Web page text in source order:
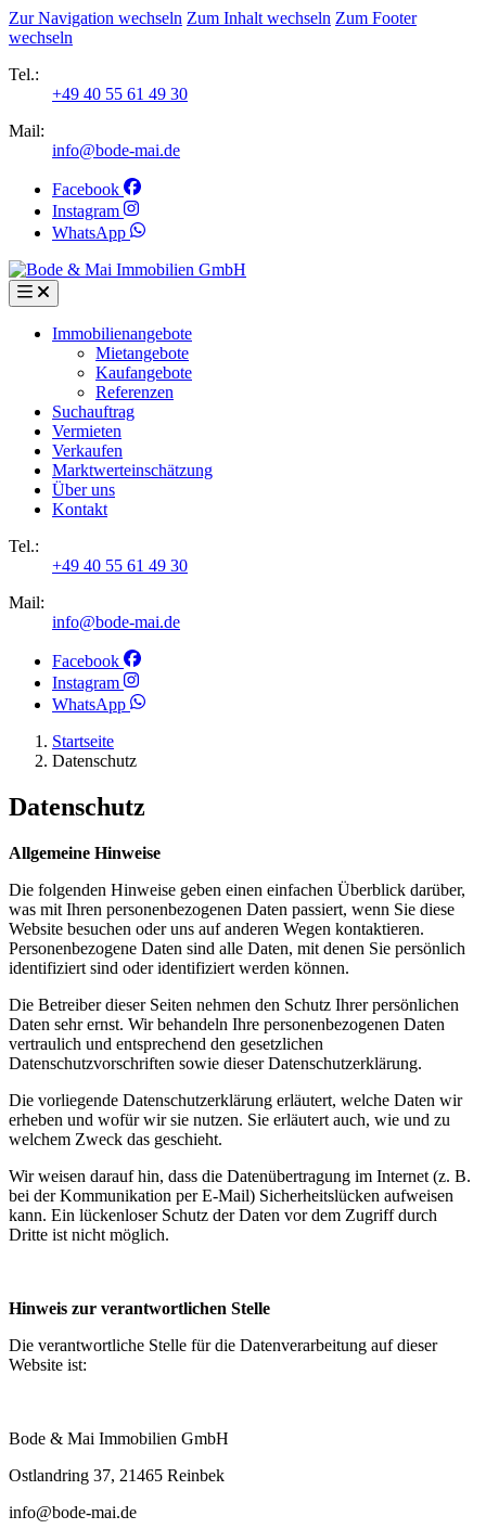
Zur Navigation wechseln Zum Inhalt wechseln Zum Footer
wechseln
Tel.:
+49 40 55 61 49 30
Mail:
info@bode-mai.de
Facebook
Instagram
WhatsApp
Immobilienangebote
Mietangebote
Kaufangebote
Referenzen
Suchauftrag
Vermieten
Verkaufen
Marktwerteinschätzung
Über uns
Kontakt
Tel.:
+49 40 55 61 49 30
Mail:
info@bode-mai.de
Facebook
Instagram
WhatsApp
Startseite
Datenschutz
Datenschutz
Allgemeine Hinweise
Die folgenden Hinweise geben einen einfachen Überblick darüber,
was mit Ihren personenbezogenen Daten passiert, wenn Sie diese
Website besuchen oder uns auf anderen Wegen kontaktieren.
Personenbezogene Daten sind alle Daten, mit denen Sie persönlich
identifiziert sind oder identifiziert werden können.
Die Betreiber dieser Seiten nehmen den Schutz Ihrer persönlichen
Daten sehr ernst. Wir behandeln Ihre personenbezogenen Daten
vertraulich und entsprechend den gesetzlichen
Datenschutzvorschriften sowie dieser Datenschutzerklärung.
Die vorliegende Datenschutzerklärung erläutert, welche Daten wir
erheben und wofür wir sie nutzen. Sie erläutert auch, wie und zu
welchem Zweck das geschieht.
Wir weisen darauf hin, dass die Datenübertragung im Internet (z. B.
bei der Kommunikation per E-Mail) Sicherheitslücken aufweisen
kann. Ein lückenloser Schutz der Daten vor dem Zugriff durch
Dritte ist nicht möglich.
Hinweis zur verantwortlichen Stelle
Die verantwortliche Stelle für die Datenverarbeitung auf dieser
Website ist:
Bode & Mai Immobilien GmbH
Ostlandring 37, 21465 Reinbek
info@bode-mai.de